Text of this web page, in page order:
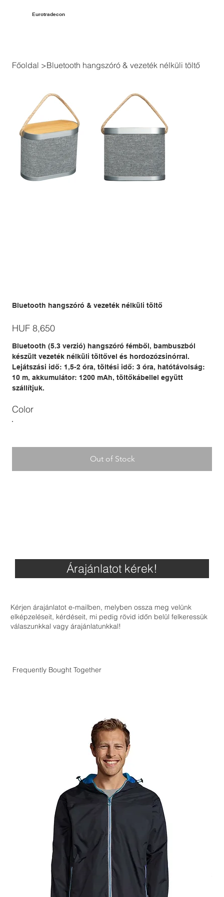
Eurotradecon
Főoldal >Bluetooth hangszóró & vezeték nélküli töltő
Bluetooth hangszóró & vezeték nélküli töltő
Price
HUF 8,650
Bluetooth (5.3 verzió) hangszóró fémből, bambuszból
készült vezeték nélküli töltővel és hordozózsinórral.
Lejátszási idő: 1,5-2 óra, töltési idő: 3 óra, hatótávolság:
10 m, akkumulátor: 1200 mAh, töltőkábellel együtt
szállítjuk.
Color
Out of Stock
Árajánlatot kérek!
Kérjen árajánlatot e-mailben, melyben ossza meg velünk
elképzeléseit, kérdéseit, mi pedig rövid időn belül felkeressük
válaszunkkal vagy árajánlatunkkal!
Frequently Bought Together